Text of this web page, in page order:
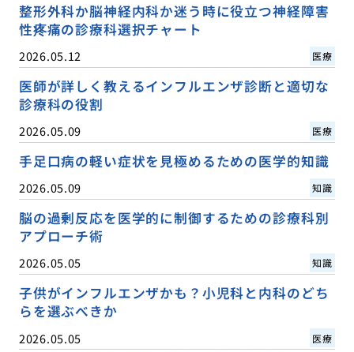
整形外科か脳神経内科か迷う時に役立つ神経障害
性疼痛の診療科選択チャート
2026.05.12 医療
医師が詳しく教えるインフルエンザ診断と適切な
診療科の役割
2026.05.09 医療
手足口病の軽い症状を見極めるための医学的知識
2026.05.09 知識
脳の過剰反応を医学的に制御するための診療科別
アプローチ術
2026.05.05 知識
子供がインフルエンザかも？小児科と内科のどち
らを選ぶべきか
2026.05.05 医療